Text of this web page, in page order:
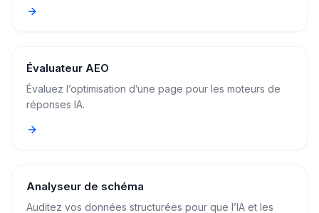
Évaluateur AEO
Évaluez l’optimisation d’une page pour les moteurs de
réponses IA.
Analyseur de schéma
Auditez vos données structurées pour que l’IA et les